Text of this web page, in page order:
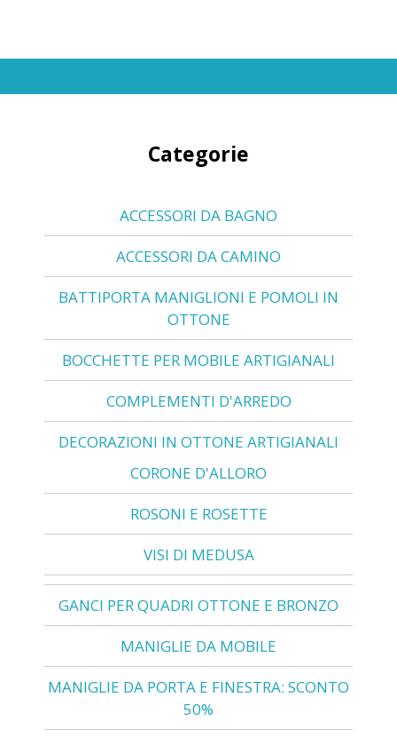
Categorie
ACCESSORI DA BAGNO
ACCESSORI DA CAMINO
BATTIPORTA MANIGLIONI E POMOLI IN
OTTONE
BOCCHETTE PER MOBILE ARTIGIANALI
COMPLEMENTI D'ARREDO
DECORAZIONI IN OTTONE ARTIGIANALI
CORONE D'ALLORO
ROSONI E ROSETTE
VISI DI MEDUSA
GANCI PER QUADRI OTTONE E BRONZO
MANIGLIE DA MOBILE
MANIGLIE DA PORTA E FINESTRA: SCONTO
50%